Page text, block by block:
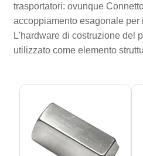
trasportatori: ovunque
accoppiamento esagonale
L'hardware di costruzione del
utilizzato come elemento